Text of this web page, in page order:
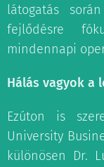
látogatás
fejlődésre
mindennapi
Hálás vagyok a
Ezúton is
University
különösen Dr.